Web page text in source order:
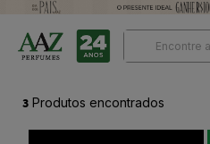
3 Produtos encontrados